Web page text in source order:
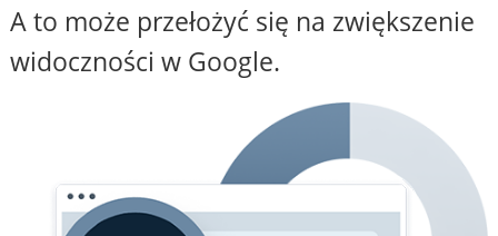
A to może przełożyć się na zwiększenie
widoczności w Google.